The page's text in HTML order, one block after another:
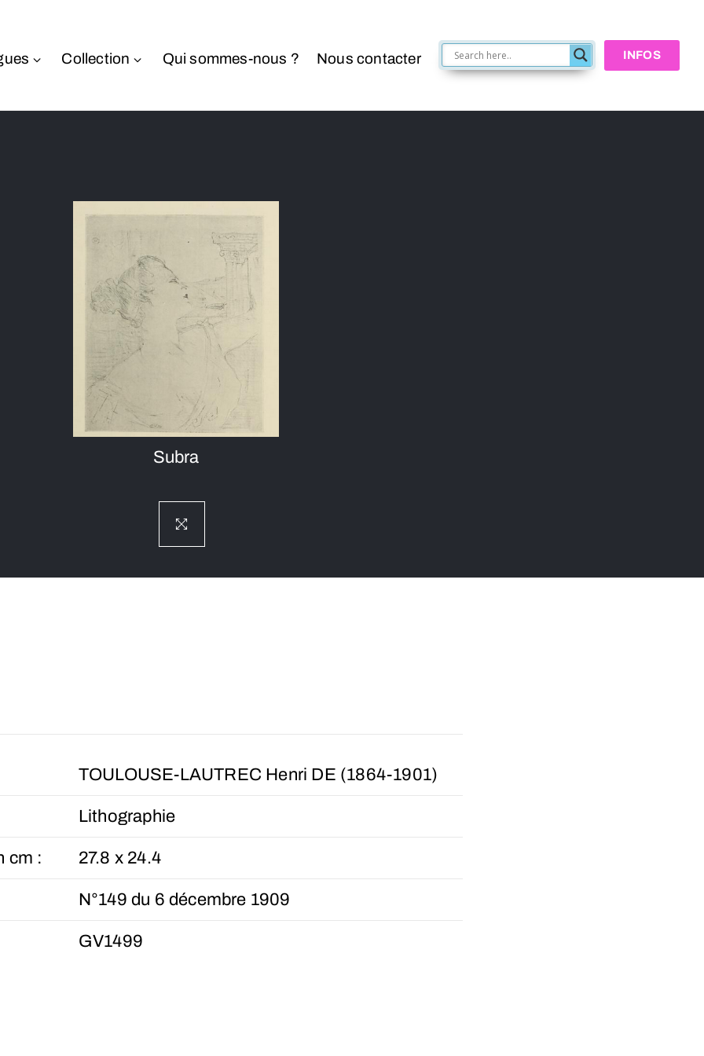
Collection Qui sommes-nous ? Nous contacter INFOS
Subra
TOULOUSE-LAUTREC Henri DE (1864-1901)
Lithographie
cm : 27.8 x 24.4
N°149 du 6 décembre 1909
GV1499